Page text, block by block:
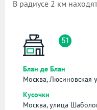
В радиусе 2 км
51
Блан де Блан
Москва, Люсиновская
Кусочки
Москва, улица